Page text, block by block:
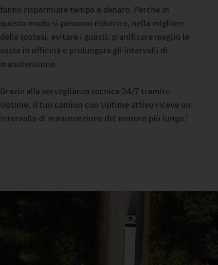
fanno risparmiare tempo e denaro. Perché in
questo modo si possono ridurre e, nella migliore
delle ipotesi, evitare i guasti, pianificare meglio le
soste in officina e prolungare gli intervalli di
manutenzione.
Grazie alla sorveglianza tecnica 24/7 tramite
Uptime, il tuo camion con Uptime attivo riceve un
intervallo di manutenzione del motore più lungo.1